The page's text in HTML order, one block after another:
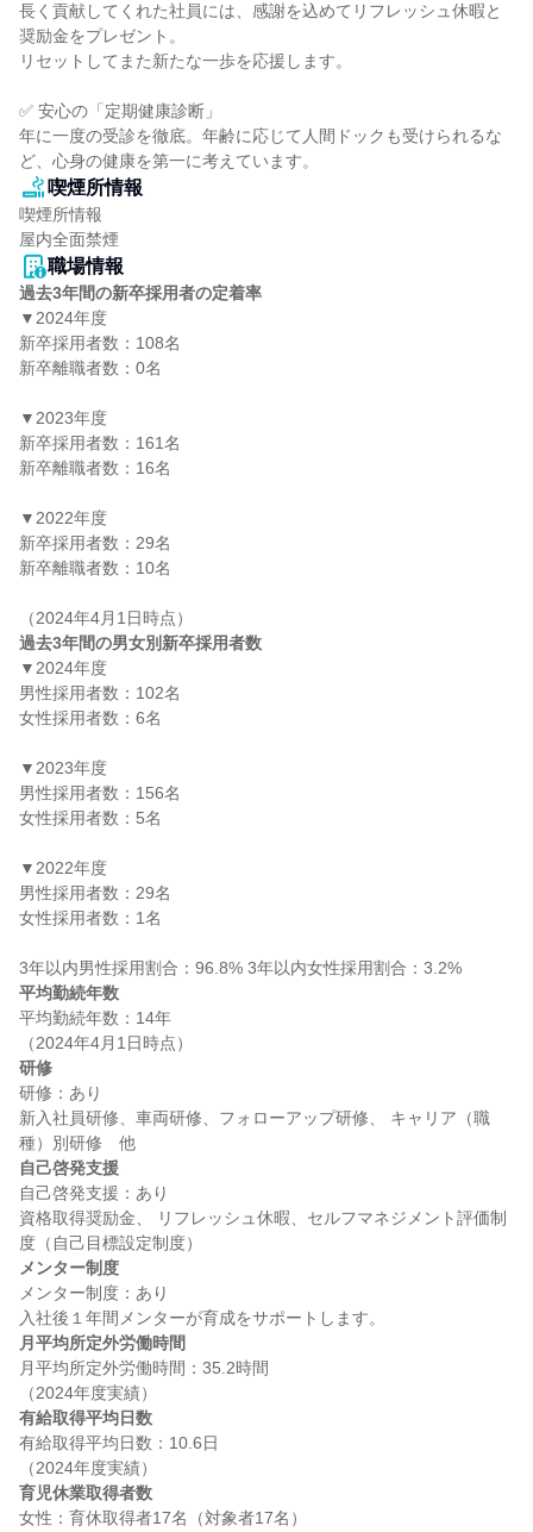
長く貢献してくれた社員には、感謝を込めてリフレッシュ休暇と
奨励金をプレゼント。
リセットしてまた新たな一歩を応援します。
✅ 安心の「定期健康診断」
年に一度の受診を徹底。年齢に応じて人間ドックも受けられるな
ど、心身の健康を第一に考えています。
喫煙所情報
喫煙所情報
屋内全面禁煙
職場情報
過去3年間の新卒採用者の定着率
▼2024年度
新卒採用者数：108名
新卒離職者数：0名
▼2023年度
新卒採用者数：161名
新卒離職者数：16名
▼2022年度
新卒採用者数：29名
新卒離職者数：10名
過去3年間の男女別新卒採用者数
▼2024年度
男性採用者数：102名
女性採用者数：6名
▼2023年度
男性採用者数：156名
女性採用者数：5名
▼2022年度
男性採用者数：29名
女性採用者数：1名
平均勤続年数
平均勤続年数：14年
研修
研修：あり
新入社員研修、車両研修、フォローアップ研修、 キャリア（職
自己啓発支援
自己啓発支援：あり
資格取得奨励金、 リフレッシュ休暇、セルフマネジメント評価制
メンター制度
メンター制度：あり
月平均所定外労働時間
月平均所定外労働時間：35.2時間
有給取得平均日数
有給取得平均日数：10.6日
育児休業取得者数
女性：育休取得者17名（対象者17名）